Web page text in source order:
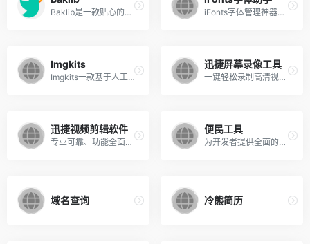
Baklib是一款贴心的云端帮助手册制作平台，为团队和企业提供专业级的帮助中心、FAQ、知识库、API文档、产品手册制作服务。 iFonts字体管理神器，下载立享436款免费商用字体
Imgkits
Imgkits一款基于人工智能技术创造出的一款图片处理工具，可以去除背景、水印、修复老照片等功能
迅捷屏幕录像工具
一键轻松录制高清视频，快速提升工作及生活效率
迅捷视频剪辑软件
专业可靠、功能全面的视频剪辑工具
便民工具
为开发者提供全面的在线工具包含开发工具、常用工具等,是好用的在线工具网站.
域名查询 冷熊简历